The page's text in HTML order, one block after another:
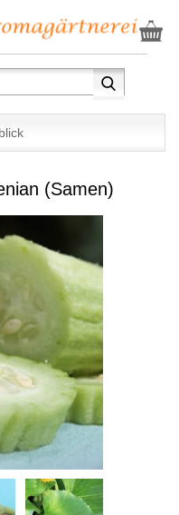
(Samen)